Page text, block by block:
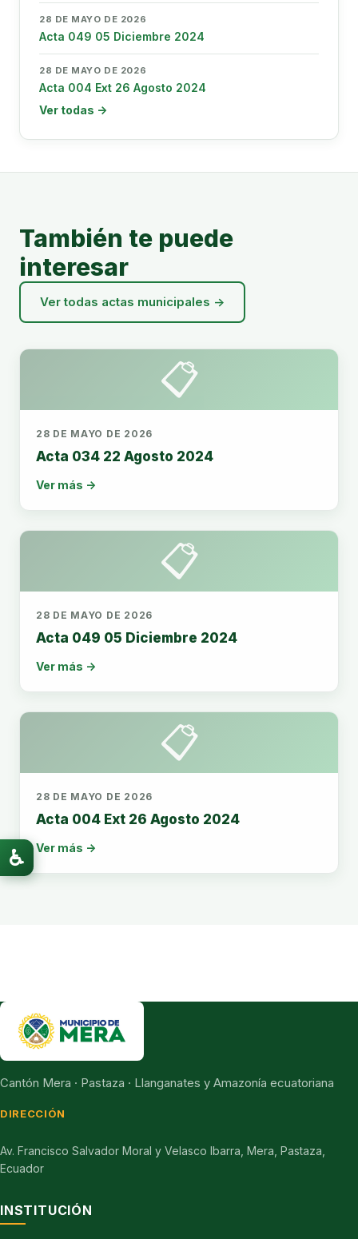
28 DE MAYO DE 2026
Acta 049 05 Diciembre 2024
28 DE MAYO DE 2026
Acta 004 Ext 26 Agosto 2024
Ver todas →
También te puede
interesar
Ver todas actas municipales →
📋
28 DE MAYO DE 2026
Acta 034 22 Agosto 2024
Ver más →
📋
28 DE MAYO DE 2026
Acta 049 05 Diciembre 2024
Ver más →
📋
28 DE MAYO DE 2026
Acta 004 Ext 26 Agosto 2024
Ver más →
Cantón Mera · Pastaza · Llanganates y Amazonía ecuatoriana
DIRECCIÓN
Av. Francisco Salvador Moral y Velasco Ibarra, Mera, Pastaza,
Ecuador
INSTITUCIÓN
♿